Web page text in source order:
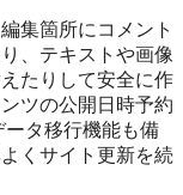
集箇所にコメント
、テキストや画像
たりして安全に作
ツの公開日時予約
ータ移行機能も備
くサイト更新を続